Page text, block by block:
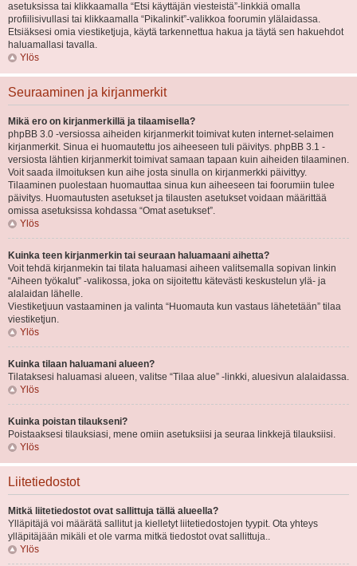
asetuksissa tai klikkaamalla “Etsi käyttäjän viesteistä”-linkkiä omalla
profiilisivullasi tai klikkaamalla “Pikalinkit”-valikkoa foorumin ylälaidassa.
Etsiäksesi omia viestiketjuja, käytä tarkennettua hakua ja täytä sen hakuehdot
haluamallasi tavalla.
Ylös
Seuraaminen ja kirjanmerkit
Mikä ero on kirjanmerkillä ja tilaamisella?
phpBB 3.0 -versiossa aiheiden kirjanmerkit toimivat kuten internet-selaimen
kirjanmerkit. Sinua ei huomautettu jos aiheeseen tuli päivitys. phpBB 3.1 -
versiosta lähtien kirjanmerkit toimivat samaan tapaan kuin aiheiden tilaaminen.
Voit saada ilmoituksen kun aihe josta sinulla on kirjanmerkki päivittyy.
Tilaaminen puolestaan huomauttaa sinua kun aiheeseen tai foorumiin tulee
päivitys. Huomautusten asetukset ja tilausten asetukset voidaan määrittää
omissa asetuksissa kohdassa “Omat asetukset”.
Ylös
Kuinka teen kirjanmerkin tai seuraan haluamaani aihetta?
Voit tehdä kirjanmekin tai tilata haluamasi aiheen valitsemalla sopivan linkin
“Aiheen työkalut” -valikossa, joka on sijoitettu kätevästi keskustelun ylä- ja
alalaidan lähelle.
Viestiketjuun vastaaminen ja valinta “Huomauta kun vastaus lähetetään” tilaa
viestiketjun.
Ylös
Kuinka tilaan haluamani alueen?
Tilataksesi haluamasi alueen, valitse “Tilaa alue” -linkki, aluesivun alalaidassa.
Ylös
Kuinka poistan tilaukseni?
Poistaaksesi tilauksiasi, mene omiin asetuksiisi ja seuraa linkkejä tilauksiisi.
Ylös
Liitetiedostot
Mitkä liitetiedostot ovat sallittuja tällä alueella?
Ylläpitäjä voi määrätä sallitut ja kielletyt liitetiedostojen tyypit. Ota yhteys
ylläpitäjään mikäli et ole varma mitkä tiedostot ovat sallittuja..
Ylös